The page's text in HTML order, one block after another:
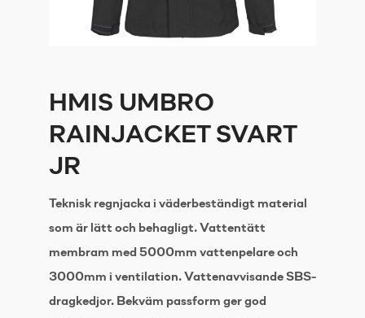
HMIS UMBRO
RAINJACKET SVART
JR
Teknisk regnjacka i väderbeständigt material
som är lätt och behagligt. Vattentätt
membram med 5000mm vattenpelare och
3000mm i ventilation. Vattenavvisande SBS-
dragkedjor. Bekväm passform ger god